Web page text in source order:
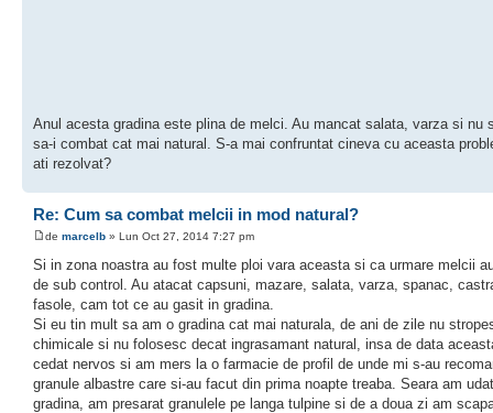
Anul acesta gradina este plina de melci. Au mancat salata, varza si nu
sa-i combat cat mai natural. S-a mai confruntat cineva cu aceasta
ati rezolvat?
Re: Cum sa combat melcii in mod natural?
de marcelb » Lun Oct 27, 2014 7:27 pm
Si in zona noastra au fost multe ploi vara aceasta si ca urmare melcii
de sub control. Au atacat capsuni, mazare, salata, varza, spanac,
fasole, cam tot ce au gasit in gradina.
Si eu tin mult sa am o gradina cat mai naturala, de ani de zile nu
chimicale si nu folosesc decat ingrasamant natural, insa de data
cedat nervos si am mers la o farmacie de profil de unde mi s-au
granule albastre care si-au facut din prima noapte treaba. Seara am
gradina, am presarat granulele pe langa tulpine si de a doua zi am